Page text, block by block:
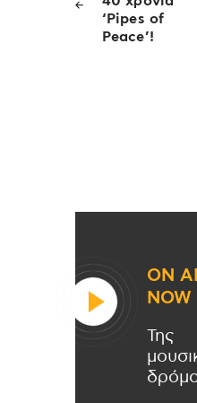
‘Pipes of
Peace’!
ON
NOW
Της